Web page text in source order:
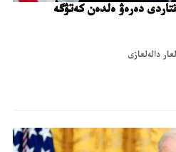
دەرەۋ ەلدەن كەتۋگە
دالەلعازى